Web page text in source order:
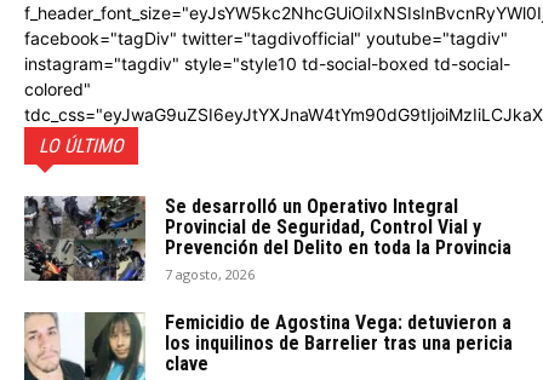
facebook="tagDiv" twitter="tagdivofficial" youtube="tagdiv"
instagram="tagdiv" style="style10 td-social-boxed td-social-
colored"
LO ÚLTIMO
Se desarrolló un Operativo Integral
Provincial de Seguridad, Control Vial y
Prevención del Delito en toda la Provincia
7 agosto, 2026
Femicidio de Agostina Vega: detuvieron a
los inquilinos de Barrelier tras una pericia
clave